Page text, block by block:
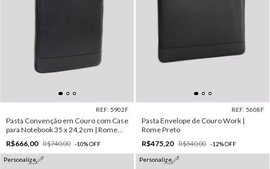
REF: 5902F
Pasta Convenção em Couro com Case
para Notebook 35 x 24,2cm | Rome
Preto
R$666,00 R$740,00 -10%OFF
REF: 5608F
Pasta Envelope de Couro Work |
Rome Preto
R$475,20
R$540,00 -12%OFF
Personalize Personalize